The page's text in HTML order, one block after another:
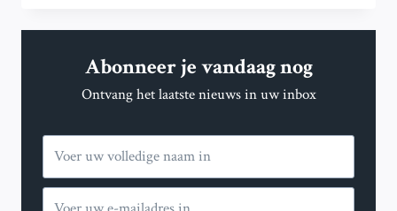
VERS
VERKOCHT
MILJOENEN
SOTHEBY’S
Abonneer je vandaag nog
Ontvang het laatste nieuws in uw inbox